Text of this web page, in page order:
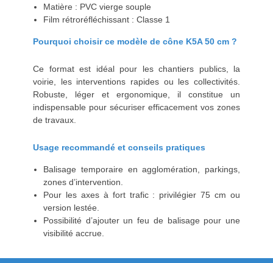
Matière : PVC vierge souple
Film rétroréfléchissant : Classe 1
Pourquoi choisir ce modèle de cône K5A 50 cm ?
Ce format est idéal pour les chantiers publics, la
voirie, les interventions rapides ou les collectivités.
Robuste, léger et ergonomique, il constitue un
indispensable pour sécuriser efficacement vos zones
de travaux.
Usage recommandé et conseils pratiques
Balisage temporaire en agglomération, parkings,
zones d’intervention.
Pour les axes à fort trafic : privilégier 75 cm ou
version lestée.
Possibilité d’ajouter un feu de balisage pour une
visibilité accrue.